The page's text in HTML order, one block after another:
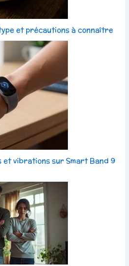
et précautions à connaître
vibrations sur Smart Band 9